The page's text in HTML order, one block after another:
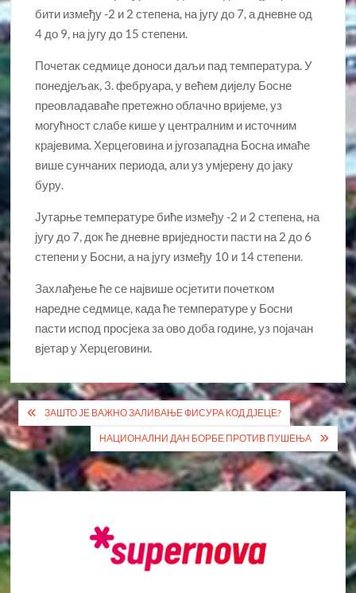
бити између -2 и 2 степена, на југу до 7, а дневне од
4 до 9, на југу до 15 степени.
Почетак седмице доноси даљи пад температура. У
понедјељак, 3. фебруара, у већем дијелу Босне
преовладаваће претежно облачно вријеме, уз
могућност слабе кише у централним и источним
крајевима. Херцеговина и југозападна Босна имаће
више сунчаних периода, али уз умјерену до јаку
буру.
Јутарње температуре биће између -2 и 2 степена, на
југу до 7, док ће дневне вриједности пасти на 2 до 6
степени у Босни, а на југу између 10 и 14 степени.
Захлађење ће се највише осјетити почетком
наредне седмице, када ће температуре у Босни
пасти испод просјека за ово доба године, уз појачан
вјетар у Херцеговини.
Кретање
чланка
ЗАШТО ЈЕ ВАЖНО ЗАЛИВАЊЕ ФИСУРА КОД ДЈЕЦЕ?
НАЦИОНАЛНИ ДАН БОРБЕ ПРОТИВ ПУШЕЊА